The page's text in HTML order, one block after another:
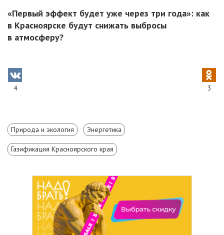
«Первый эффект будет уже через три года»: как
в Красноярске будут снижать выбросы
в атмосферу?
4 3
Природа и экология Энергетика
Газификация Красноярского края